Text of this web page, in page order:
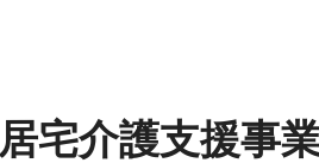
宅介護支援事